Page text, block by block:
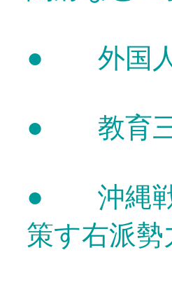
● 外国
● 教育
●
沖縄
策す右派